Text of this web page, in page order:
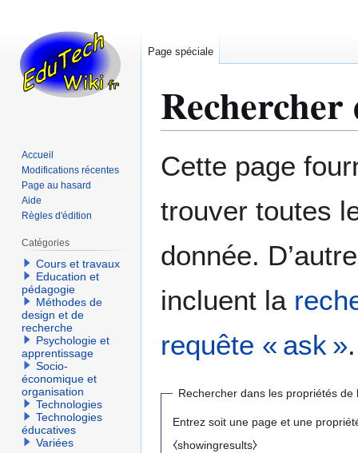
Rechercher
à
navigation
à
recherche
Cette page
trouver toutes
donnée.
incluent la
requête « ask ».
Rechercher dans les propriétés de
Entrez soit une page et une
⧼showingresults⧽
Page spéciale
Accueil
Modifications récentes
Page au hasard
Aide
Règles d'édition
Catégories
Cours et travaux
Education et
pédagogie
Méthodes de
design et de
recherche
Psychologie et
apprentissage
Socio-
économique et
organisation
Technologies
Technologies
éducatives
Variées